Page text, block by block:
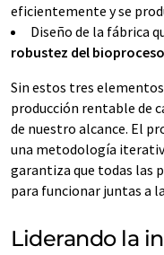
eficientemente y se
Diseño de la fábrica
robustez del bioproceso
Sin estos tres
producción rentable de
de nuestro alcance. El
una metodología
garantiza que todas las
para funcionar juntas a
Liderando la